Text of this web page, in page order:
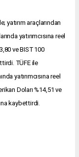
yatırım araçlarından
yatırımcısına reel
ve BIST 100
TÜFE ile
yatırımcısına reel
Doları %14,51 ve
kaybettirdi.